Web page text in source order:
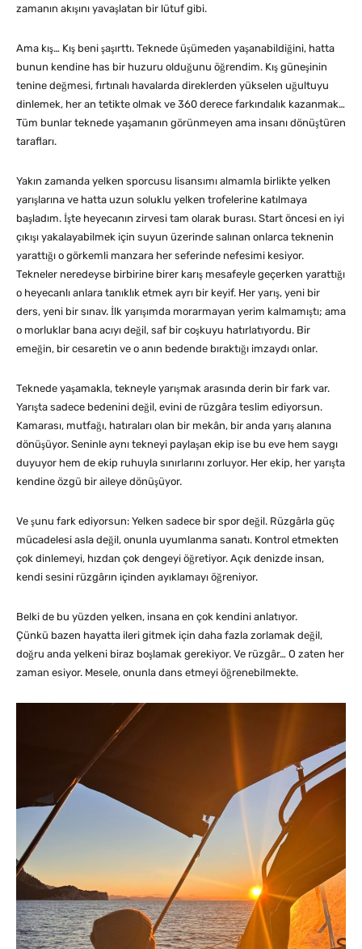
zamanın akışını yavaşlatan bir lütuf gibi.
Ama kış… Kış beni şaşırttı. Teknede üşümeden yaşanabildiğini, hatta
bunun kendine has bir huzuru olduğunu öğrendim. Kış güneşinin
tenine değmesi, fırtınalı havalarda direklerden yükselen uğultuyu
dinlemek, her an tetikte olmak ve 360 derece farkındalık kazanmak…
Tüm bunlar teknede yaşamanın görünmeyen ama insanı dönüştüren
tarafları.
Yakın zamanda yelken sporcusu lisansımı almamla birlikte yelken
yarışlarına ve hatta uzun soluklu yelken trofelerine katılmaya
başladım. İşte heyecanın zirvesi tam olarak burası. Start öncesi en iyi
çıkışı yakalayabilmek için suyun üzerinde salınan onlarca teknenin
yarattığı o görkemli manzara her seferinde nefesimi kesiyor.
Tekneler neredeyse birbirine birer karış mesafeyle geçerken yarattığı
o heyecanlı anlara tanıklık etmek ayrı bir keyif. Her yarış, yeni bir
ders, yeni bir sınav. İlk yarışımda morarmayan yerim kalmamıştı; ama
o morluklar bana acıyı değil, saf bir coşkuyu hatırlatıyordu. Bir
emeğin, bir cesaretin ve o anın bedende bıraktığı imzaydı onlar.
Teknede yaşamakla, tekneyle yarışmak arasında derin bir fark var.
Yarışta sadece bedenini değil, evini de rüzgâra teslim ediyorsun.
Kamarası, mutfağı, hatıraları olan bir mekân, bir anda yarış alanına
dönüşüyor. Seninle aynı tekneyi paylaşan ekip ise bu eve hem saygı
duyuyor hem de ekip ruhuyla sınırlarını zorluyor. Her ekip, her yarışta
kendine özgü bir aileye dönüşüyor.
Ve şunu fark ediyorsun: Yelken sadece bir spor değil. Rüzgârla güç
mücadelesi asla değil, onunla uyumlanma sanatı. Kontrol etmekten
çok dinlemeyi, hızdan çok dengeyi öğretiyor. Açık denizde insan,
kendi sesini rüzgârın içinden ayıklamayı öğreniyor.
Belki de bu yüzden yelken, insana en çok kendini anlatıyor.
Çünkü bazen hayatta ileri gitmek için daha fazla zorlamak değil,
doğru anda yelkeni biraz boşlamak gerekiyor. Ve rüzgâr… O zaten her
zaman esiyor. Mesele, onunla dans etmeyi öğrenebilmekte.